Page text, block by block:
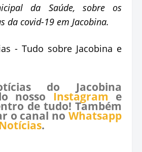
da Saúde, sobre os
da covid-19 em Jacobina.
- Tudo sobre Jacobina e
do Jacobina
nosso Instagram e
de tudo! Também
o canal no Whatsapp
.